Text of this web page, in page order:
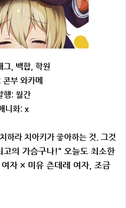
그, 백합, 학원
콘부 와카메
행: 월간
니화: x
하라 치아키가 좋아하는 것. 그것
고의 가슴구나!" 오늘도 최소한
자 × 미유 츤데레 여자, 조금